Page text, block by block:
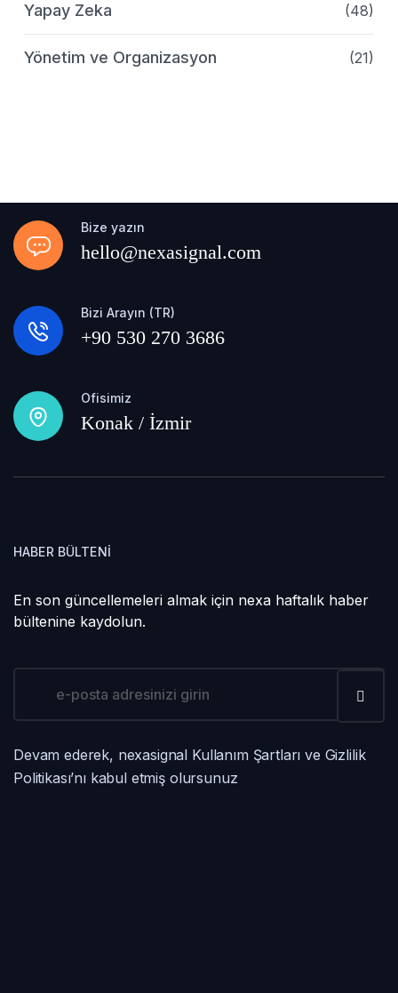
Yapay Zeka (48)
Yönetim ve Organizasyon (21)
Bize yazın
hello@nexasignal.com
Bizi Arayın (TR)
+90 530 270 3686
Ofisimiz
Konak / İzmir
HABER BÜLTENI
En son güncellemeleri almak için nexa haftalık haber
bültenine kaydolun.
Devam ederek, nexasignal Kullanım Şartları ve Gizlilik
Politikası’nı kabul etmiş olursunuz